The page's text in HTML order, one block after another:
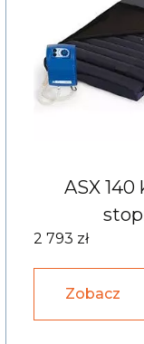
ASX 140
2 793 zł
Zobacz